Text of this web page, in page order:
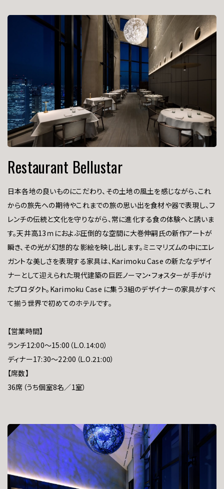
Restaurant Bellustar
日本各地の良いものにこだわり、その土地の風土を感じながら、これ
からの旅先への期待やこれまでの旅の思い出を食材や器で表現し、フ
レンチの伝統と文化を守りながら、常に進化する食の体験へと誘いま
す。天井高13ｍにおよぶ圧倒的な空間に大巻伸嗣氏の新作アートが
瞬き、その光が幻想的な影絵を映し出します。ミニマリズムの中にエレ
ガントな美しさを表現する家具は、Karimoku Case の新たなデザイ
ナーとして迎えられた現代建築の巨匠ノーマン・フォスターが手がけ
たプロダクト。Karimoku Case に集う3組のデザイナーの家具がすべ
て揃う世界で初めてのホテルです。
【営業時間】
ランチ12:00～15:00（L.O.14:00）
ディナー17:30～22:00（L.O.21:00）
【席数】
36席（うち個室8名／1室）